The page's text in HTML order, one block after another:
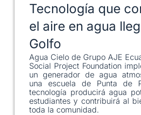
Tecnología que
el aire en agua
Golfo
Agua Cielo de Grupo AJE
Social Project Foundation
un generador de agua
una escuela de Punta de
tecnología producirá agua
estudiantes y contribuirá al
toda la comunidad.